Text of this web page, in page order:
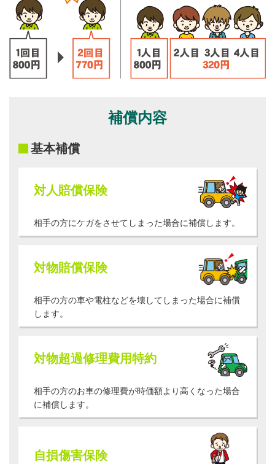
補償内容
基本補償
対人賠償保険
相手の方にケガをさせてしまった場合に補償します。
対物賠償保険
相手の方の車や電柱などを壊してしまった場合に補償
します。
対物超過修理費用特約
相手の方のお車の修理費が時価額より高くなった場合
に補償します。
自損傷害保険